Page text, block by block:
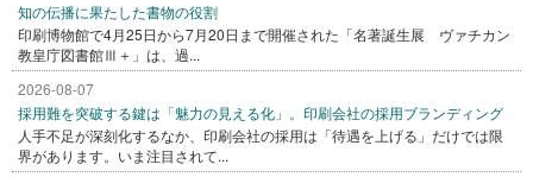
知の伝播に果たした書物の役割
印刷博物館で4月25日から7月20日まで開催された「名著誕生展 ヴァチカン
教皇庁図書館Ⅲ＋」は、過...
2026-08-07
採用難を突破する鍵は「魅力の見える化」。印刷会社の採用ブランディング
人手不足が深刻化するなか、印刷会社の採用は「待遇を上げる」だけでは限
界があります。いま注目されて...